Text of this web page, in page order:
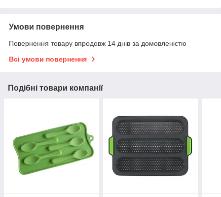
Умови повернення
Повернення товару впродовж 14 днів за домовленістю
Всі умови повернення
Подібні товари компанії